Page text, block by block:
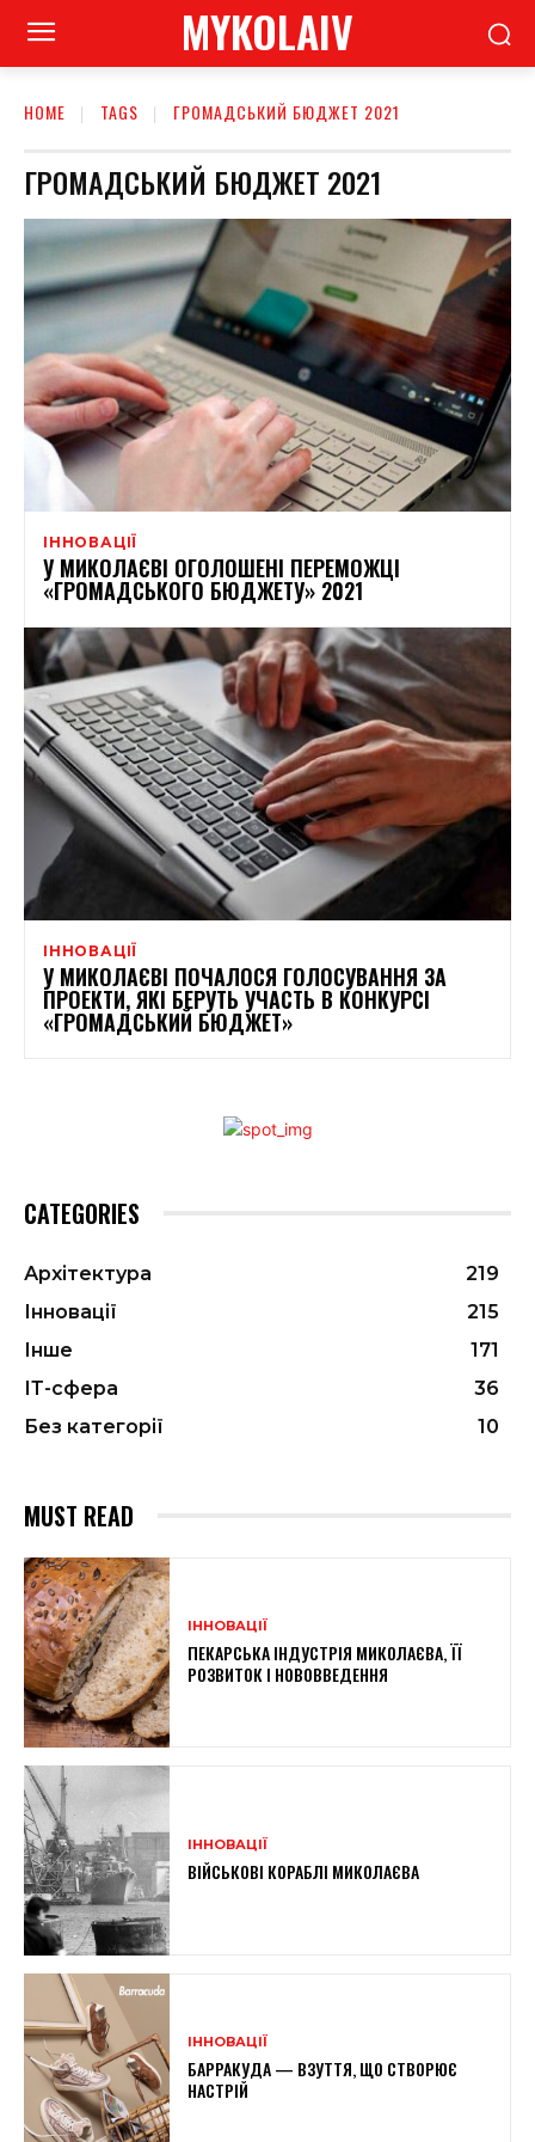
MYKOLAIV
HOME TAGS ГРОМАДСЬКИЙ БЮДЖЕТ 2021
ГРОМАДСЬКИЙ БЮДЖЕТ 2021
ІННОВАЦІЇ
У МИКОЛАЄВІ ОГОЛОШЕНІ ПЕРЕМОЖЦІ
«ГРОМАДСЬКОГО БЮДЖЕТУ» 2021
ІННОВАЦІЇ
У МИКОЛАЄВІ ПОЧАЛОСЯ ГОЛОСУВАННЯ ЗА
ПРОЕКТИ, ЯКІ БЕРУТЬ УЧАСТЬ В КОНКУРСІ
«ГРОМАДСЬКИЙ БЮДЖЕТ»
CATEGORIES
Архітектура
219
Інновації
215
Інше
171
ІТ-сфера
36
Без категорії
10
MUST READ
ІННОВАЦІЇ
ПЕКАРСЬКА ІНДУСТРІЯ МИКОЛАЄВА, ЇЇ
РОЗВИТОК І НОВОВВЕДЕННЯ
ІННОВАЦІЇ
ВІЙСЬКОВІ КОРАБЛІ МИКОЛАЄВА
ІННОВАЦІЇ
БАРРАКУДА — ВЗУТТЯ, ЩО СТВОРЮЄ
НАСТРІЙ